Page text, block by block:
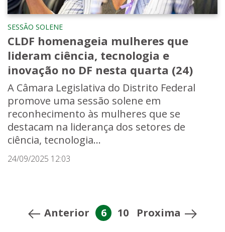
SESSÃO SOLENE
CLDF homenageia mulheres que
lideram ciência, tecnologia e
inovação no DF nesta quarta (24)
A Câmara Legislativa do Distrito Federal
promove uma sessão solene em
reconhecimento às mulheres que se
destacam na liderança dos setores de
ciência, tecnologia...
24/09/2025 12:03
Anterior 6 10 Proxima